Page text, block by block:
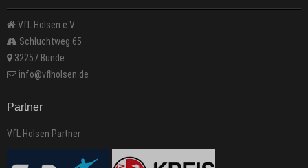
VfL Holsen e.V.
Schluchtweg 65
32257 Bünde
info@vflholsen.de
Partner
VfL Holsen Partner